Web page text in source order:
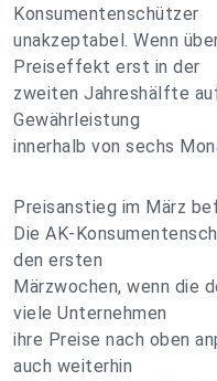
Konsumentenschützer
unakzeptabel. Wenn
Preiseffekt erst in der
zweiten Jahreshälfte
Gewährleistung
innerhalb von sechs
Preisanstieg im März
Die AK-
den ersten
Märzwochen, wenn die
viele Unternehmen
ihre Preise nach oben
auch weiterhin